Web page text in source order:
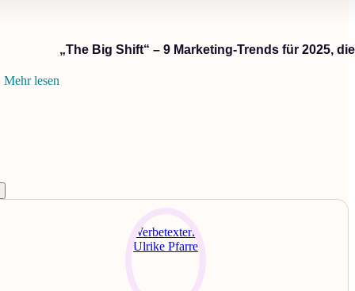
„The Big Shift“ – 9 Marketing-Trends für 2025,
Mehr lesen